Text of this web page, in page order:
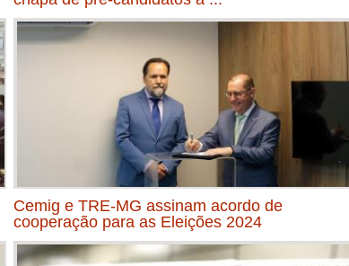
Cemig e TRE-MG assinam acordo de
cooperação para as Eleições 2024